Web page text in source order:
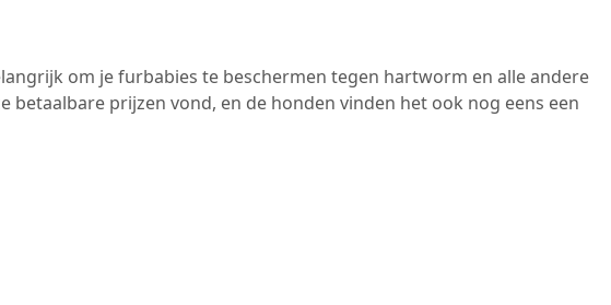
om je furbabies te beschermen tegen hartworm en alle andere
prijzen vond, en de honden vinden het ook nog eens een